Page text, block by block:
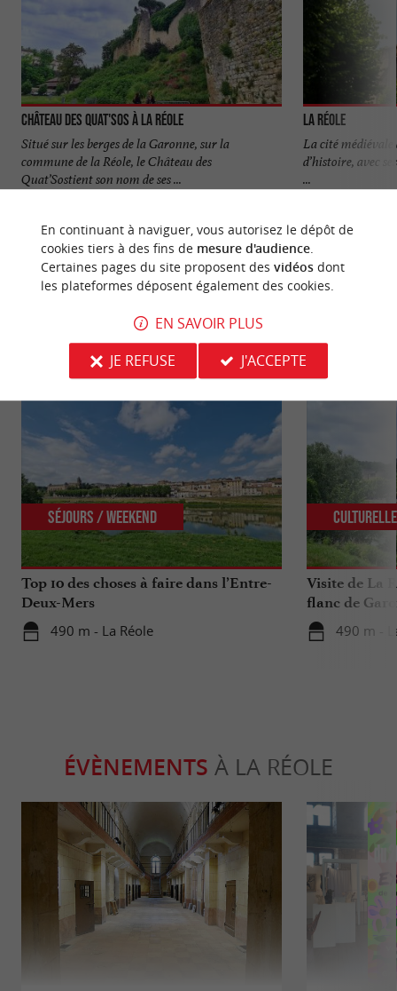
Château des Quat'Sos à La Réole
Situé sur les berges de la Garonne, sur la
commune de la Réole, le Château des
Quat’Sostient son nom de ses ...
La Réole
La cité médiévale
d’histoire, avec
...
NOUS AVONS TESTÉPOUR VOUS
Top 10 des choses à faire dans l’Entre-
Deux-Mers
490 m - La Réole
Séjours / Weekend
Visite de La
flanc de
490 m -
Culturelle
ÉVÈNEMENTS À LA RÉOLE
En continuant à naviguer, vous autorisez le dépôt de
cookies tiers à des fins de mesure d'audience.
Certaines pages du site proposent des vidéosdont
les plateformes déposent également des cookies.
EN SAVOIR PLUS
JE REFUSE
J'ACCEPTE